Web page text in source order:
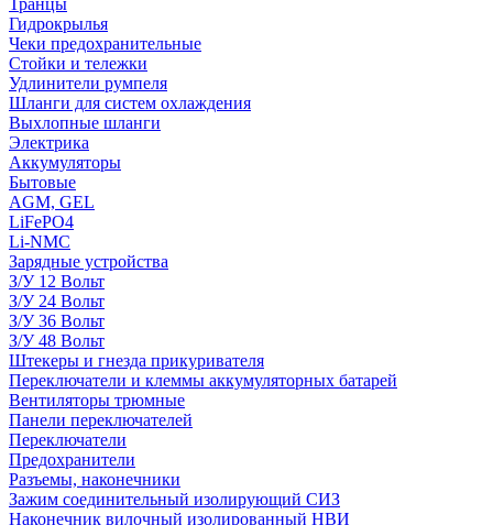
Транцы
Гидрокрылья
Чеки предохранительные
Стойки и тележки
Удлинители румпеля
Шланги для систем охлаждения
Выхлопные шланги
Электрика
Аккумуляторы
Бытовые
AGM, GEL
LiFePO4
Li-NMC
Зарядные устройства
З/У 12 Вольт
З/У 24 Вольт
З/У 36 Вольт
З/У 48 Вольт
Штекеры и гнезда прикуривателя
Переключатели и клеммы аккумуляторных батарей
Вентиляторы трюмные
Панели переключателей
Переключатели
Предохранители
Разъемы, наконечники
Зажим соединительный изолирующий СИЗ
Наконечник вилочный изолированный НВИ